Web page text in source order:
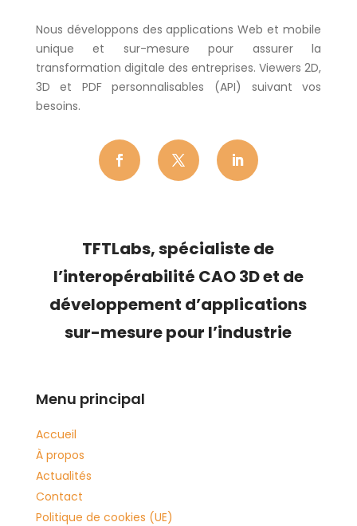
Nous développons des applications Web et mobile
unique et sur-mesure pour assurer la
transformation digitale des entreprises. Viewers 2D,
3D et PDF personnalisables (API) suivant vos
besoins.
TFTLabs, spécialiste de
l’interopérabilité CAO 3Det de
développement d’applications
sur-mesure pour l’industrie
Menu principal
Accueil
À propos
Actualités
Contact
Politique de cookies (UE)